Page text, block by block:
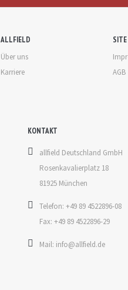
ALLFIELD
Über uns
Karriere
SITE
AGB
KONTAKT
allfield Deutschland GmbH
Rosenkavalierplatz 18
81925 München
Telefon: +49 89 4522896-08
Fax: +49 89 4522896-29
Mail: info@allfield.de